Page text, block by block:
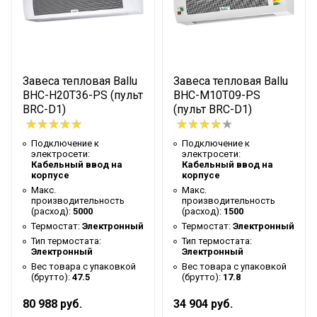
товара
Глубина
упаковки
товара
13
давление
Пропускная
способность
Ширина
упаковки
товара
10
Артикул
VB 20-2
Завеса тепловая Ballu
BHC-H20T36-PS (пульт
BRC-D1)
Подключение к
электросети:
Кабельный ввод на
корпусе
Макс.
производительность
(расход): 5000
Термостат: Электронный
Тип термостата:
Электронный
Вес товара с упаковкой
(брутто): 47.5
80 988 руб.
Завеса тепловая Ballu
BHC-M10T09-PS
(пульт BRC-D1)
Подключение к
электросети:
Кабельный ввод на
корпусе
Макс.
производительность
(расход): 1500
Термостат: Электронный
Тип термостата:
Электронный
Вес товара с упаковкой
(брутто): 17.8
34 904 руб.